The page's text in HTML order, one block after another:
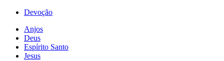
Devoção
Anjos
Deus
Espírito Santo
Jesus